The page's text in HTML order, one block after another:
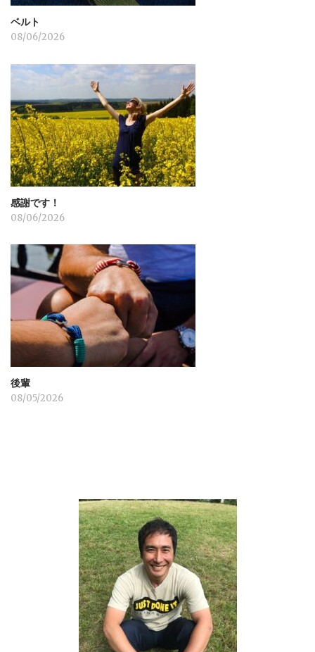
ベルト
08/06/2026
感謝です！
08/06/2026
後輩
08/05/2026